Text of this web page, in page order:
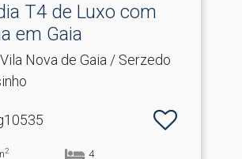
T4 de Luxo com
em Gaia
Nova de Gaia / Serzedo
2 4